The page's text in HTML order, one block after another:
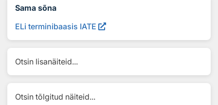
Sama sõna
ELi terminibaasis IATE
Otsin lisanäiteid...
Otsin tõlgitud näiteid...